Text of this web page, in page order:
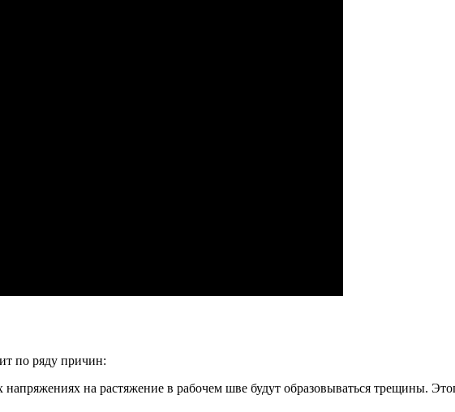
по ряду причин:
на растяжение в рабочем шве будут образовываться трещины.